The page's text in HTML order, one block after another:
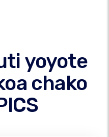
yoyote
chako